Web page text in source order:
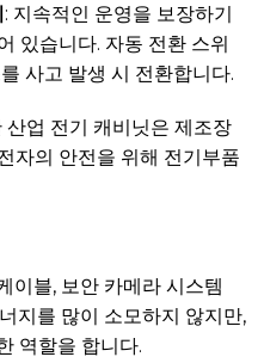
: 지속적인 운영을 보장하기
있습니다. 자동 전환 스위
사고 발생 시 전환합니다.
산업 전기 캐비닛은 제조장
자의 안전을 위해 전기부품
이블, 보안 카메라 시스템
지를 많이 소모하지 않지만,
역할을 합니다.